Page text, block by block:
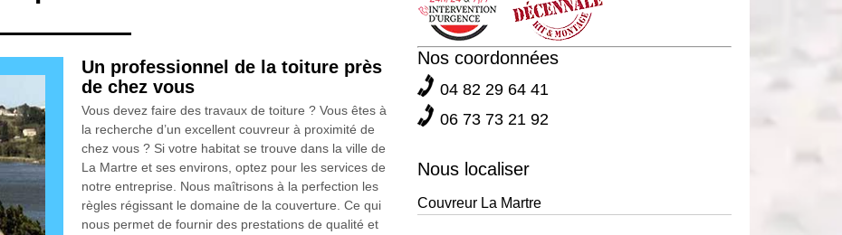
Un professionnel de la toiture près
de chez vous
Vous devez faire des travaux de toiture ? Vous êtes à
la recherche d’un excellent couvreur à proximité de
chez vous ? Si votre habitat se trouve dans la ville de
La Martre et ses environs, optez pour les services de
notre entreprise. Nous maîtrisons à la perfection les
règles régissant le domaine de la couverture. Ce qui
nous permet de fournir des prestations de qualité et
Nos coordonnées
04 82 29 64 41
06 73 73 21 92
Nous localiser
Couvreur La Martre